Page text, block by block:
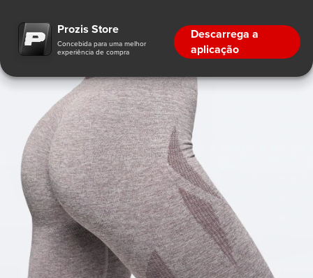
Prozis Store
Concebida para uma melhor
experiência de compra
Descarrega a
aplicação